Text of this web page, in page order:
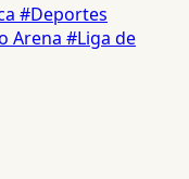
#Deportes
Arena #Liga de